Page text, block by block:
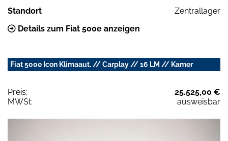
Standort
Zentrallager
Details zum Fiat 500e anzeigen
Fiat 500e Icon Klimaaut. // Carplay // 16 LM // Kamer
Preis:
25.525,00 €
MWSt:
ausweisbar